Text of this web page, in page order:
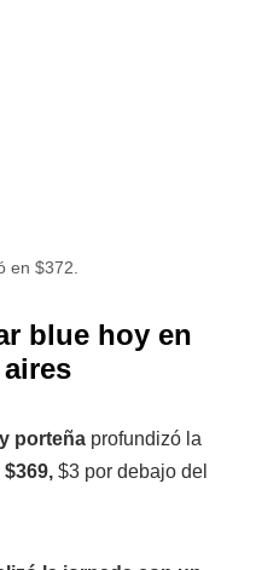
en $372.
blue hoy en
porteña profundizó la
$369, $3 por debajo del